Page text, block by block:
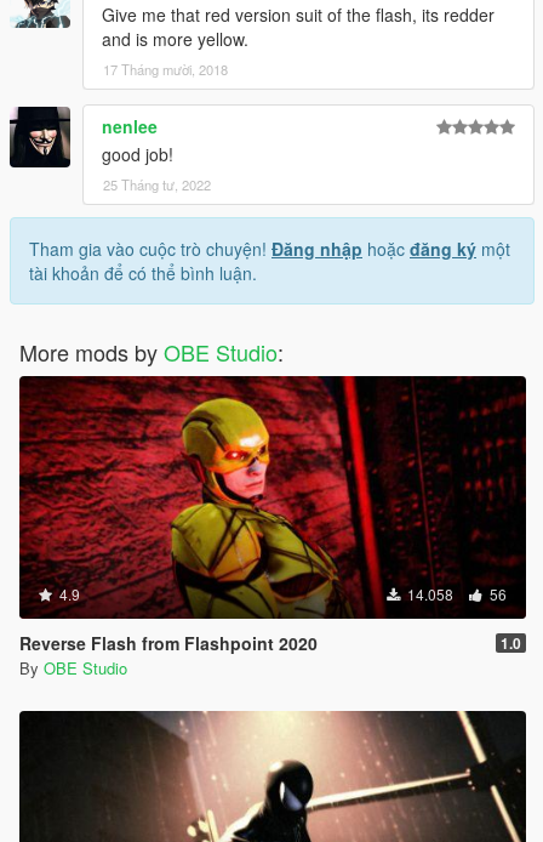
Give me that red version suit of the flash, its redder
and is more yellow.
17 Tháng mười, 2018
nenlee
good job!
25 Tháng tư, 2022
Tham gia vào cuộc trò chuyện! Đăng nhập hoặc đăng ký một
tài khoản để có thể bình luận.
More mods byOBE Studio:
4.9 14.058 56
Reverse Flash from Flashpoint 2020 1.0
By OBE Studio